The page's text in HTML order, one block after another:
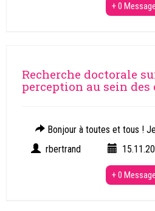
+ 0
Recherche doctorale
perception au sein des
Bonjour à toutes et tous !
rbertrand
+ 0